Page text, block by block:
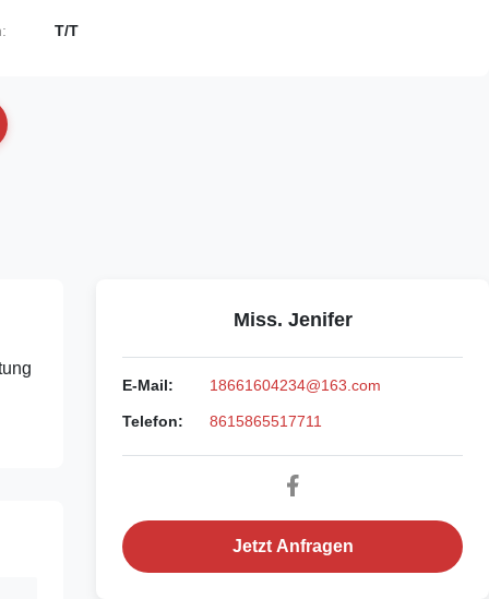
T/T
Miss. Jenifer
E-Mail: 18661604234@163.com
Telefon: 8615865517711
Jetzt Anfragen